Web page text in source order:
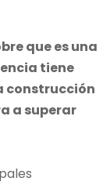
que es una
tiene
construcción
a superar